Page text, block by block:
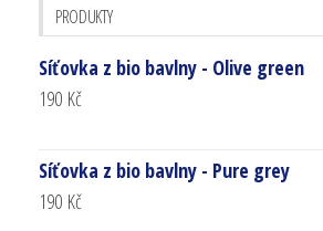
PRODUKTY
Síťovka z bio bavlny - Olive green
190 Kč
Síťovka z bio bavlny - Pure grey
190 Kč